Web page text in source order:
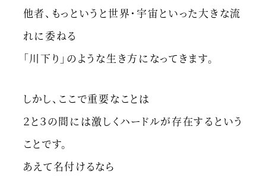
他者、もっというと世界・宇宙といった大きな流
れに委ねる
「川下り」のような生き方になってきます。
しかし、ここで重要なことは
２と３の間には激しくハードルが存在するという
ことです。
あえて名付けるなら